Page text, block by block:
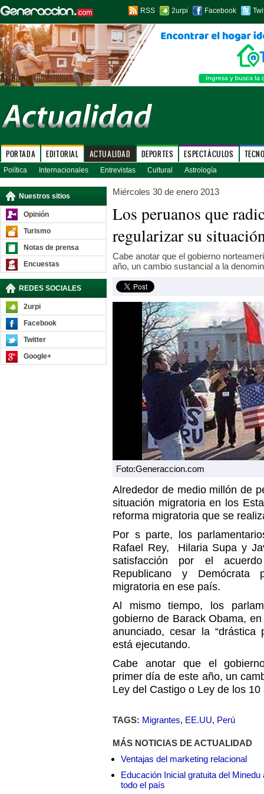
RSS 2urpi Facebook
PORTADA EDITORIAL ACTUALIDAD DEPORTES ESPECTÁCULOS
Política Internacionales Entrevistas Cultural Astrología
Nuestros sitios
Opinión
Turismo
Notas de prensa
Encuestas
REDES SOCIALES
2urpi
Facebook
Twitter
Google+
Miércoles 30 de enero 2013
Los peruanos que
regularizar su
Cabe anotar que el gobierno
año, un cambio sustancial a la
Foto:Generaccion.com
Alrededor de medio millón de
situación migratoria en los
reforma migratoria que se
Por s parte, los
Rafael Rey, Hilaria Supa y
satisfacción por el
Republicano y Demócrata
migratoria en ese país.
Al mismo tiempo, los
gobierno de Barack Obama,
anunciado, cesar la “drástica
está ejecutando.
Cabe anotar que el
primer día de este año, un
Ley del Castigo o Ley de los 10
TAGS: Migrantes, EE.UU, Perú
MÁS NOTICIAS DE ACTUALIDAD
Ventajas del marketing relacional
Educación Inicial gratuita del
todo el país